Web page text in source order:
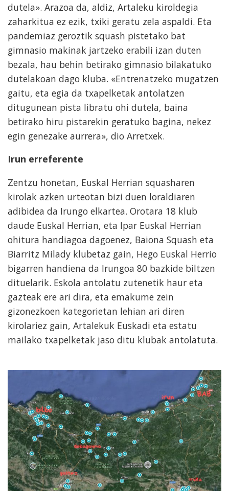
dutela». Arazoa da, aldiz, Artaleku kiroldegia
zaharkitua ez ezik, txiki geratu zela aspaldi. Eta
pandemiaz geroztik squash pistetako bat
gimnasio makinak jartzeko erabili izan duten
bezala, hau behin betirako gimnasio bilakatuko
dutelakoan dago kluba. «Entrenatzeko mugatzen
gaitu, eta egia da txapelketak antolatzen
ditugunean pista libratu ohi dutela, baina
betirako hiru pistarekin geratuko bagina, nekez
egin genezake aurrera», dio Arretxek.
Irun erreferente
Zentzu honetan, Euskal Herrian squasharen
kirolak azken urteotan bizi duen loraldiaren
adibidea da Irungo elkartea. Orotara 18 klub
daude Euskal Herrian, eta Ipar Euskal Herrian
ohitura handiagoa dagoenez, Baiona Squash eta
Biarritz Milady klubetaz gain, Hego Euskal Herrio
bigarren handiena da Irungoa 80 bazkide biltzen
dituelarik. Eskola antolatu zutenetik haur eta
gazteak ere ari dira, eta emakume zein
gizonezkoen kategorietan lehian ari diren
kirolariez gain, Artalekuk Euskadi eta estatu
mailako txapelketak jaso ditu klubak antolatuta.